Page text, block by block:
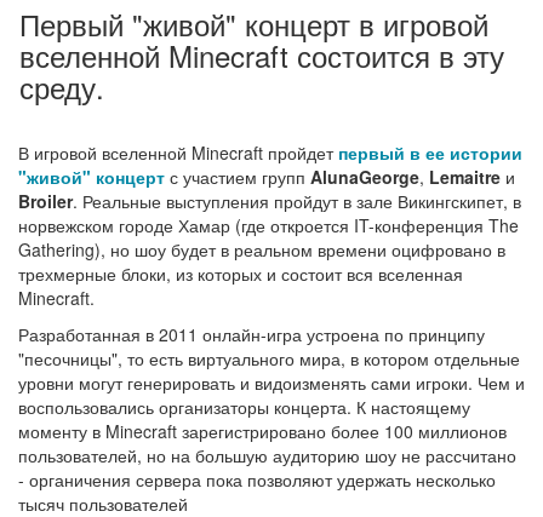
Первый "живой" концерт в игровой
вселенной Minecraft состоится в эту
среду.
В игровой вселенной Minecraft пройдет первый в ее истории
"живой" концерт с участием групп AlunaGeorge, Lemaitre и
Broiler. Реальные выступления пройдут в зале Викингскипет, в
норвежском городе Хамар (где откроется IT-конференция The
Gathering), но шоу будет в реальном времени оцифровано в
трехмерные блоки, из которых и состоит вся вселенная
Minecraft.
Разработанная в 2011 онлайн-игра устроена по принципу
"песочницы", то есть виртуального мира, в котором отдельные
уровни могут генерировать и видоизменять сами игроки. Чем и
воспользовались организаторы концерта. К настоящему
моменту в Minecraft зарегистрировано более 100 миллионов
пользователей, но на большую аудиторию шоу не рассчитано
- органичения сервера пока позволяют удержать несколько
тысяч пользователей